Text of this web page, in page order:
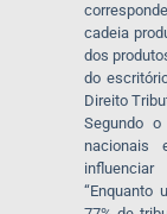
cadeia
dos
do
Direito
Segundo
nacionais
“Enquanto